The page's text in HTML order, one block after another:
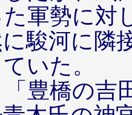
軍勢に対
駿河に隣
いた。
豊橋の吉